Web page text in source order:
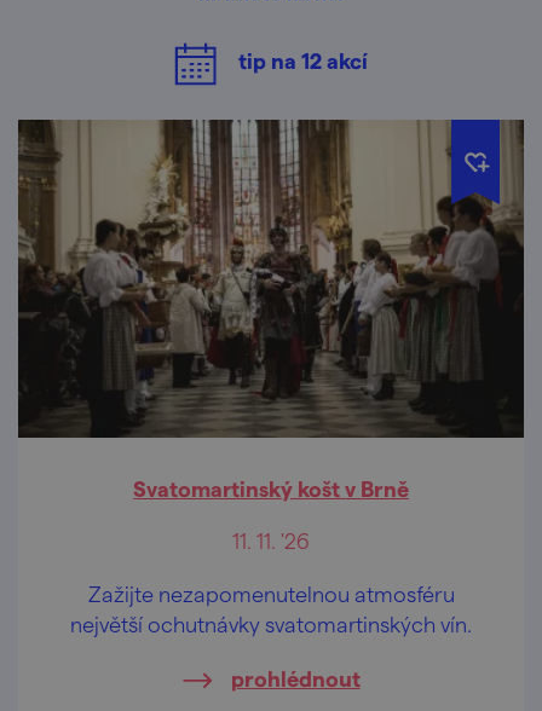
tip na 12akcí
Svatomartinský košt v Brně
11. 11. '26
Zažijte nezapomenutelnou atmosféru
největší ochutnávky svatomartinských vín.
prohlédnout